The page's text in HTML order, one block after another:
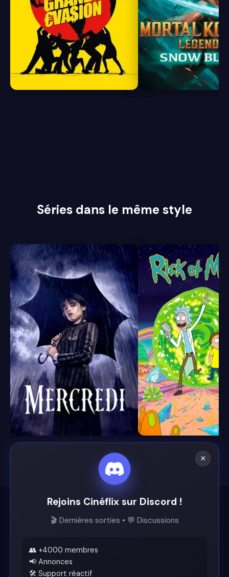
8.0 7.7
Séries dans le même style
8.4 8.7
Cinéflix
Support
×
Rejoins Cinéflix sur Discord !
🎬 Dernières sorties • 💬 Discussions
👥 +4000 membres
📢 Annonces
🛠️ Support réactif